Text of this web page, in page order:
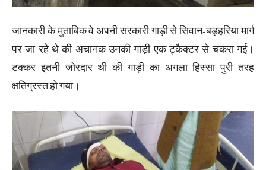
जानकारी के मुताबिक वे अपनी सरकारी गाड़ी से सिवान-बड़हरिया मार्ग
पर जा रहे थे की अचानक उनकी गाड़ी एक ट्कैक्टर से चकरा गई।
टक्कर इतनी जोरदार थी की गाड़ी का अगला हिस्सा पुरी तरह
क्षतिग्रस्त हो गया।